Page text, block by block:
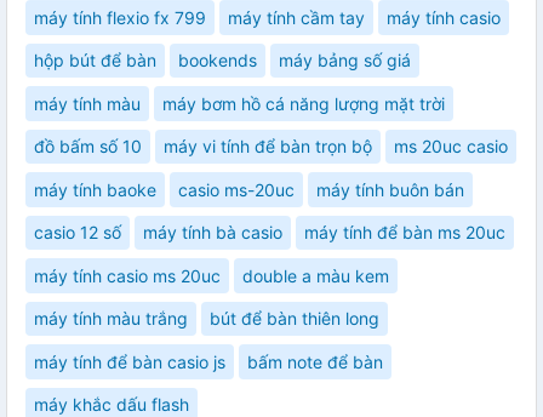
máy tính flexio fx 799 máy tính cầm tay máy tính casio
hộp bút để bàn bookends máy bảng số giá
máy tính màu máy bơm hồ cá năng lượng mặt trời
đồ bấm số 10 máy vi tính để bàn trọn bộ ms 20uc casio
máy tính baoke casio ms-20uc máy tính buôn bán
casio 12 số máy tính bà casio máy tính để bàn ms 20uc
máy tính casio ms 20uc double a màu kem
máy tính màu trắng bút để bàn thiên long
máy tính để bàn casio js bấm note để bàn
máy khắc dấu flash